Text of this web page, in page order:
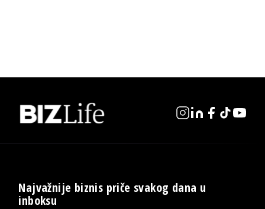
Najvažnije biznis priče svakog dana u
inboksu